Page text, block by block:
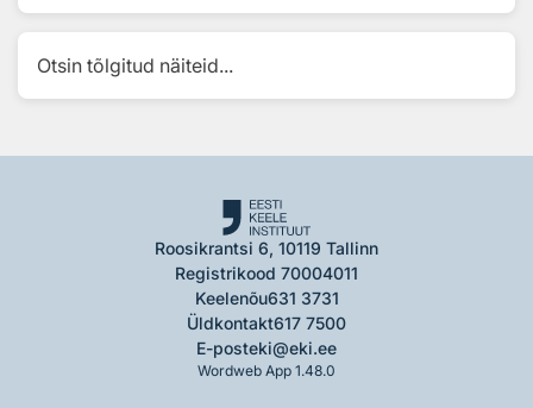
Otsin tõlgitud näiteid...
Roosikrantsi 6, 10119 Tallinn
Registrikood 70004011
Keelenõu631 3731
Üldkontakt617 7500
E-posteki@eki.ee
Wordweb App 1.48.0